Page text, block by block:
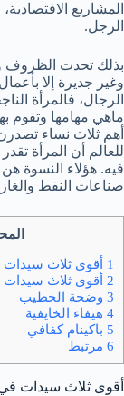
المشاريع
الرجل.
بذلك تحدت الظروف
وغير جديرة إلا
الرجال، فالمرأة
ماهي مهامها وتقوم
أهم ثلاث نساء
للعالم أن المرأة
فيه. هؤلاء النسوة
صناعات النفط
1 أقوى ثلاث سيدات في قطاع النفط والغاز
2 أقوى ثلاث سيدات في قطاع النفط والغاز
3 وضحة الخطيب
4 هيفاء الخايفية
5 باكينام كفافي
6 مرتبط
أقوى ثلاث سيدات